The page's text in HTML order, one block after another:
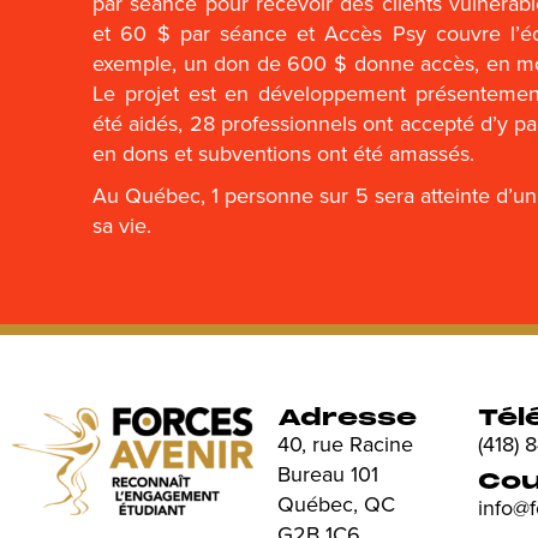
et 60 $ par séance et Accès Psy couvre
exemple, un don de 600 $ donne accès, en
Le projet est en développement
été aidés, 28 professionnels ont accepté d’y
en dons et subventions ont été amassés.
Au Québec, 1 personne sur 5 sera atteinte
sa vie.
Adresse
40, rue Racine
Bureau 101
Québec, QC
(418)